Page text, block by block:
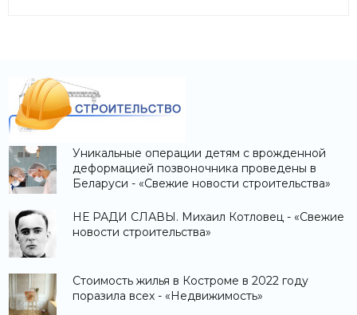
Уникальные операции детям с врожденной
деформацией позвоночника проведены в
Беларуси - «Свежие новости строительства»
НЕ РАДИ СЛАВЫ. Михаил Котловец - «Свежие
новости строительства»
Стоимость жилья в Костроме в 2022 году
поразила всех - «Недвижимость»